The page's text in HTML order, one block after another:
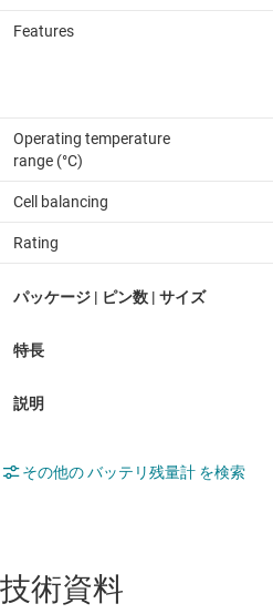
Features
Operating temperature
range (°C)
Cell balancing
Rating
その他の バッテリ残量計 を検索
技術資料